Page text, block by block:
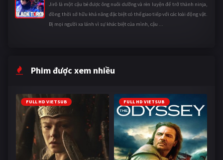
Jirô là một cậu bé được ông nuôi dưỡng và rèn luyện để trở thành ninja,
đồng thời sở hữu khả năng đặc biệt có thể giao tiếp với các loài động vật.
Bị mọi người xa lánh vì sự khác biệt của mình, cậu ...
Phim được xem nhiều
FULL HD VIETSUB FULL HD VIETSUB